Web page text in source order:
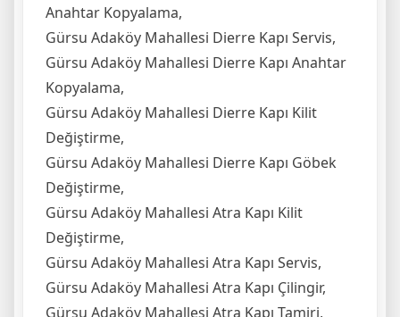
Anahtar Kopyalama,
Gürsu Adaköy Mahallesi Dierre Kapı Servis,
Gürsu Adaköy Mahallesi Dierre Kapı Anahtar
Kopyalama,
Gürsu Adaköy Mahallesi Dierre Kapı Kilit
Değiştirme,
Gürsu Adaköy Mahallesi Dierre Kapı Göbek
Değiştirme,
Gürsu Adaköy Mahallesi Atra Kapı Kilit
Değiştirme,
Gürsu Adaköy Mahallesi Atra Kapı Servis,
Gürsu Adaköy Mahallesi Atra Kapı Çilingir,
Gürsu Adaköy Mahallesi Atra Kapı Tamiri,